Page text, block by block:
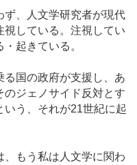
、人文学研究者が現代
視している。注視してい
起きている。
国の政府が支援し、あ
のジェノサイド反対とす
いう、それが21世紀に起
もう私は人文学に関わ